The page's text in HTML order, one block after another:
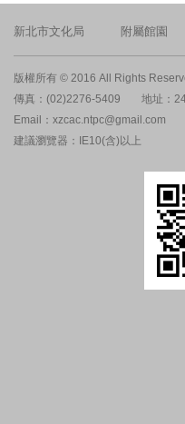
新北市文化局 附屬館園
版權所有 © 2016 All Rights
傳真：(02)2276-5409
地址：
Email：xzcac.ntpc@gmail.com
建議瀏覽器：IE10(含)以上